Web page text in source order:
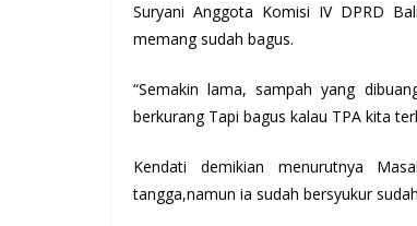
Suryani Anggota Komisi IV DPRD
memang sudah bagus.
“Semakin lama, sampah yang
berkurang Tapi bagus kalau TPA kita
Kendati demikian menurutnya
tangga,namun ia sudah bersyukur